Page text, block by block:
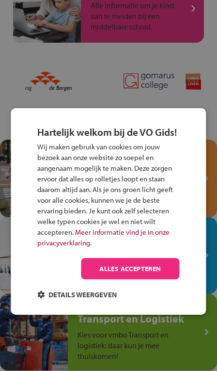
Alle informatie om je kind
aan te melden bij een
middelbare school.
Test je kennis met het
Fiets Veilig
Verkeersspel!
Speel het Fiets Veilig Verkeersspel
en win een Cortina-fiets!
In de winkel ben je op je
plek!
Ontdek via het vmbo jouw talent
op de winkelvloer, waar elke dag
anders is!
Transport en Logistiek
Kies voor vmbo Transport en
logistiek: daar kun je mee
thuiskomen!
Hartelijk welkom bij de VO Gids!
Wij maken gebruik van cookies om jouw
bezoek aan onze website zo soepel en
aangenaam mogelijk te maken. Deze zorgen
ervoor dat alles op rolletjes loopt en staan
daarom altijd aan. Als je ons groen licht geeft
voor alle cookies, kunnen we je de beste
ervaring bieden. Je kunt ook zelf selecteren
welke typen cookies je wel en niet wilt
accepteren. Meer informatie vind je in onze
privacyverklaring.
ALLES ACCEPTEREN
DETAILS WEERGEVEN